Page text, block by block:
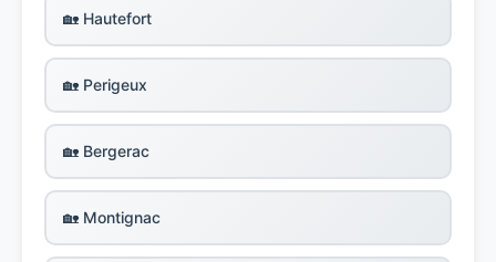
🏡 Hautefort
🏡 Perigeux
🏡 Bergerac
🏡 Montignac